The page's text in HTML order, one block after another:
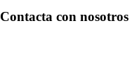
Contacta con nosotros